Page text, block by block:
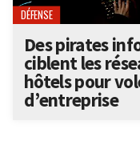
DÉFENSE
Des pirates
ciblent les
hôtels pour
d’entreprise